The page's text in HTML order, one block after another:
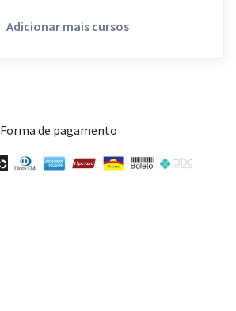
Adicionar mais cursos
Forma de pagamento